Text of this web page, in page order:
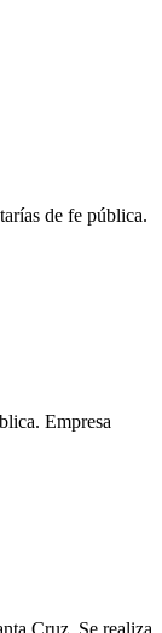
de fe pública.
Empresa